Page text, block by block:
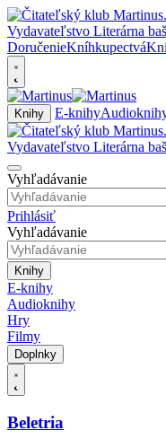
DoručenieKníhkupectvá
Knihy E-knihy
Vyhľadávanie
Prihlásiť
Vyhľadávanie
Knihy
E-knihy
Audioknihy
Hry
Filmy
Doplnky
Beletria